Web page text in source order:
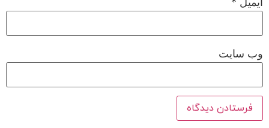
وب‌ سایت